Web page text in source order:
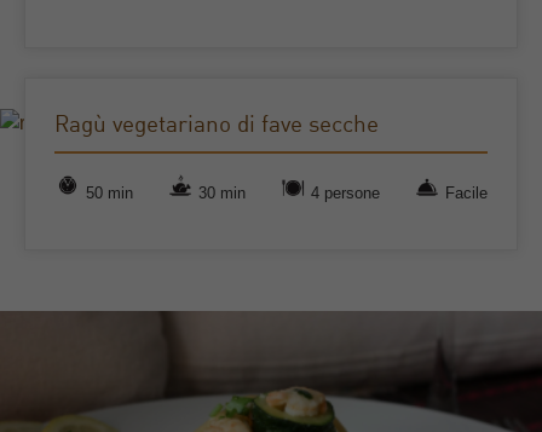
Ragù vegetariano di fave secche
50 min 30 min 4 persone Facile